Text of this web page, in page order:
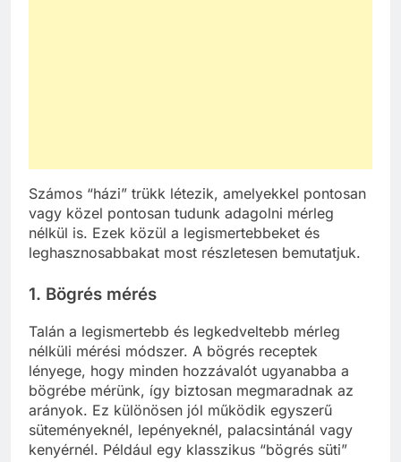
Számos “házi” trükk létezik, amelyekkel pontosan
vagy közel pontosan tudunk adagolni mérleg
nélkül is. Ezek közül a legismertebbeket és
leghasznosabbakat most részletesen bemutatjuk.
1. Bögrés mérés
Talán a legismertebb és legkedveltebb mérleg
nélküli mérési módszer. A bögrés receptek
lényege, hogy minden hozzávalót ugyanabba a
bögrébe mérünk, így biztosan megmaradnak az
arányok. Ez különösen jól működik egyszerű
süteményeknél, lepényeknél, palacsintánál vagy
kenyérnél. Például egy klasszikus “bögrés süti”